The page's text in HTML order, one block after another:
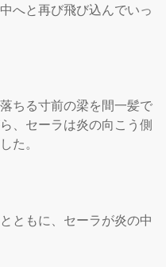
へと再び飛び込んでいっ
ちる寸前の梁を間一髪で
、セーラは炎の向こう側
た。
ともに、セーラが炎の中